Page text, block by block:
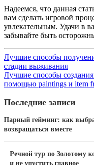
Надеемся, что данная
вам сделать игровой
увлекательным. Удачи в
забывайте быть
Лучшие способы
стадии выживания
Лучшие способы
помощью paintings и item
Последние записи
Парный гейминг: как
возвращаться вместе
Речной тур по Золотому
и не упустить главное